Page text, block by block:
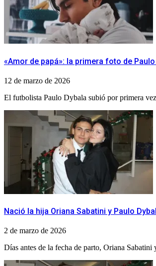
«Amor de papá»: la primera foto de
12 de marzo de 2026
El futbolista Paulo Dybala subió por primera
Nació la hija Oriana Sabatini y Paulo
2 de marzo de 2026
Días antes de la fecha de parto, Oriana